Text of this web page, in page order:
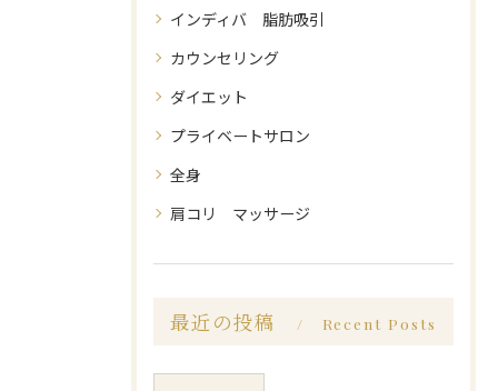
インディバ 脂肪吸引
カウンセリング
ダイエット
プライベートサロン
全身
肩コリ マッサージ
最近の投稿 Recent Posts